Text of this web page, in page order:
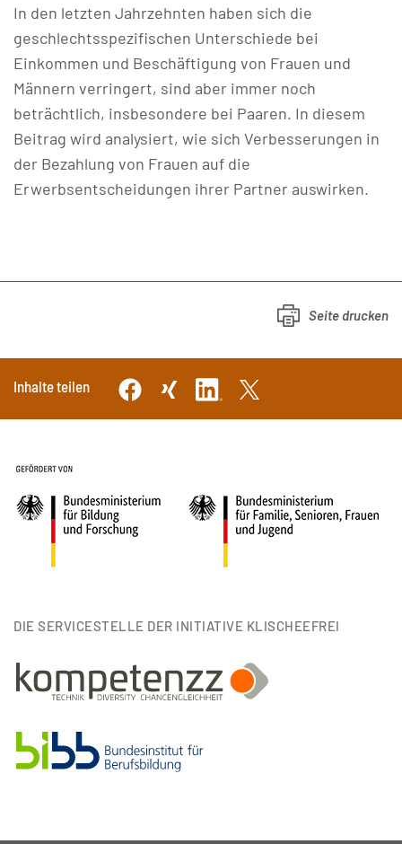
In den letzten Jahrzehnten haben sich die
geschlechtsspezifischen Unterschiede bei
Einkommen und Beschäftigung von Frauen und
Männern verringert, sind aber immer noch
beträchtlich, insbesondere bei Paaren. In diesem
Beitrag wird analysiert, wie sich Verbesserungen in
der Bezahlung von Frauen auf die
Erwerbsentscheidungen ihrer Partner auswirken.
Seite drucken
Inhalte teilen
DIE SERVICESTELLE DER INITIATIVE KLISCHEEFREI